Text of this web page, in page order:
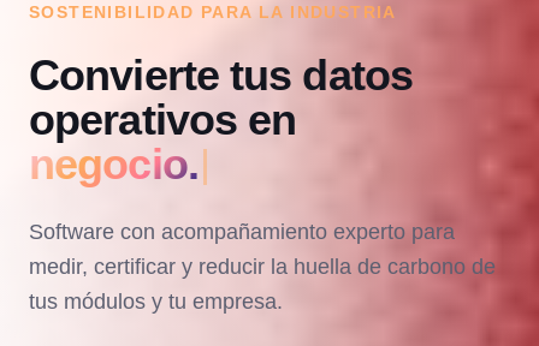
SOSTENIBILIDAD PARA LA INDUSTRIA
Convierte tus datos
operativos en
negocio.
Software con acompañamiento experto para
medir, certificar y reducir la huella de carbono de
tus módulos y tu empresa.